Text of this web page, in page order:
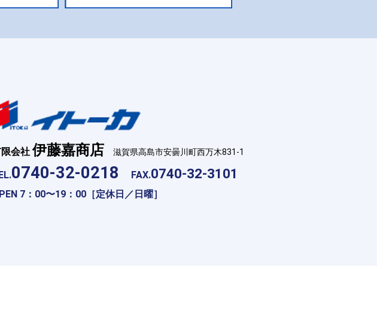
会社伊藤嘉商店 滋賀県高島市安曇川町西万木831-1
0740-32-0218 FAX.0740-32-3101
7：00〜19：00［定休日／日曜］